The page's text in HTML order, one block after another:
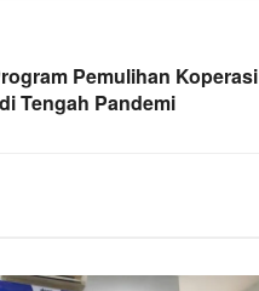
Pemulihan Koperasi
Tengah Pandemi